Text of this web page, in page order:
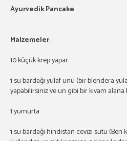
Ayurvedik Pancake
Malzemeler;
10 küçük krep yapar:
1 su bardağı yulaf unu (bir blendera
yapabilirsiniz ve un gibi bir kıvam alana
1 yumurta
1 su bardağı hindistan cevizi sütü (Ben